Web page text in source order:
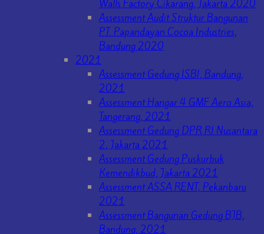
Walls Factory Cikarang, Jakarta 2020
Assessment Audit Struktur Bangunan
PT. Papandayan Cocoa Industries,
Bandung 2020
2021
Assessment Gedung ISBI, Bandung,
2021
Assessment Hangar 4 GMF Aero Asia,
Tangerang, 2021
Assessment Gedung DPR RI Nusantara
2, Jakarta 2021
Assessment Gedung Puskurbuk
Kemendikbud, Jakarta 2021
Assessment ASSA RENT, Pekanbaru
2021
Assessment Bangunan Gedung BJB,
Bandung, 2021